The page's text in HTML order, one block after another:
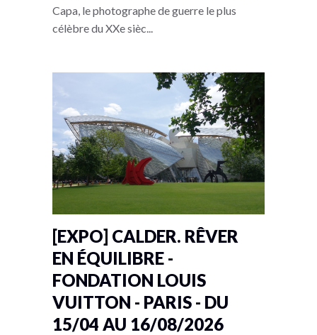
Capa, le photographe de guerre le plus
célèbre du XXe sièc...
[EXPO] CALDER. RÊVER
EN ÉQUILIBRE -
FONDATION LOUIS
VUITTON - PARIS - DU
15/04 AU 16/08/2026